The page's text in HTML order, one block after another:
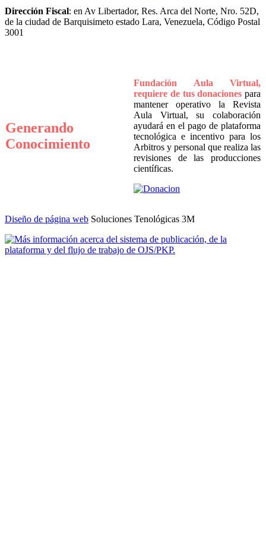
Dirección Fiscal: en Av Libertador, Res. Arca del Norte, Nro. 52D,
de la ciudad de Barquisimeto estado Lara, Venezuela, Código Postal
3001
Generando
Conocimiento
Fundación Aula Virtual,
requiere de tus donaciones para
mantener operativo la Revista
Aula Virtual, su colaboración
ayudará en el pago de plataforma
tecnológica e incentivo para los
Arbitros y personal que realiza las
revisiones de las producciones
científicas.
Diseño de página web Soluciones Tenológicas 3M